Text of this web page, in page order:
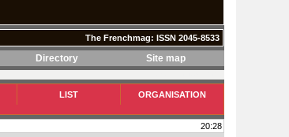
The Frenchmag: ISSN 2045-8533
Directory Site map
LIST ORGANISATION
20:28